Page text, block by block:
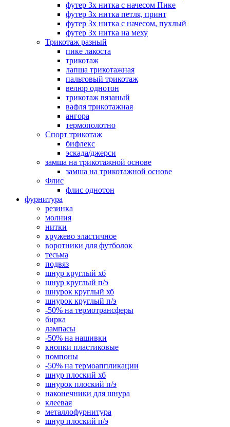
футер 3х нитка с начесом Пике
футер 3х нитка петля, принт
футер 3х нитка с начесом, пухлый
футер 3х нитка на меху
Трикотаж разный
пике лакоста
трикотаж
лапша трикотажная
пальтовый трикотаж
велюр однотон
трикотаж вязаный
вафля трикотажная
ангора
термополотно
Спорт трикотаж
бифлекс
эскада/джерси
замша на трикотажной основе
замша на трикотажной основе
Флис
флис однотон
фурнитура
резинка
молния
нитки
кружево эластичное
воротники для футболок
тесьма
подвяз
шнур круглый хб
шнур круглый п/э
шнурок круглый хб
шнурок круглый п/э
-50% на термотрансферы
бирка
лампасы
-50% на нашивки
кнопки пластиковые
помпоны
-50% на термоаппликации
шнур плоский хб
шнурок плоский п/э
наконечники для шнура
клеевая
металлофурнитура
шнур плоский п/э